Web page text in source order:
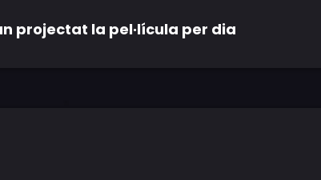
projectat la pel·lícula per dia